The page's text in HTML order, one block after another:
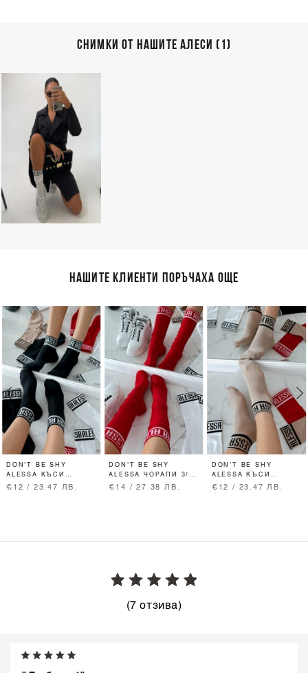
СНИМКИ ОТ НАШИТЕ АЛЕСИ (1)
НАШИТЕ КЛИЕНТИ ПОРЪЧАХА ОЩЕ
DON'T BE SHY
ALESSA КЪСИ
ЧОРАПИ - ЧЕРНИ
€12 / 23.47 ЛВ.
DON'T BE SHY
ALESSA ЧОРАПИ 3/4
- ЧЕРВЕНИ
€14 / 27.38 ЛВ.
DON'T BE SHY
ALESSA КЪСИ
ЧОРАПИ - NUDE
€12 / 23.47 ЛВ.
(7 отзива)